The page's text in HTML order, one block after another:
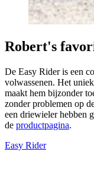
Robert's
De Easy Rider is een
volwassenen. Het
maakt hem bijzonder
zonder problemen op
een driewieler hebben
de productpagina.
Easy Rider